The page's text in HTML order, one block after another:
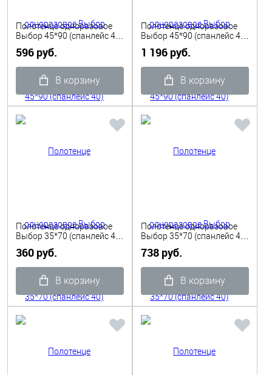
Полотенце одноразовое
Выбор 45*90 (спанлейс 40)
596 руб.
В корзину
Полотенце одноразовое
Выбор 45*90 (спанлейс 40)
1 196 руб.
В корзину
Полотенце одноразовое
Выбор 35*70 (спанлейс 40)
360 руб.
В корзину
Полотенце одноразовое
Выбор 35*70 (спанлейс 40)
738 руб.
В корзину